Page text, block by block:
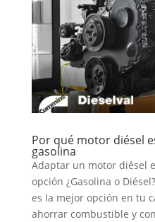
Por qué motor diésel
gasolina
Adaptar un motor diésel
opción ¿Gasolina o
es la mejor opción en tu
ahorrar combustible y